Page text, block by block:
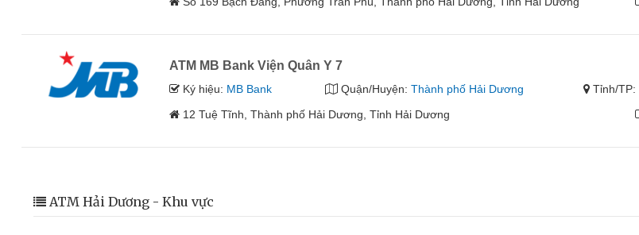
ATM MB Bank Viện Quân Y 7
Ký hiệu: MB Bank Quận/Huyện: Thành phố Hải Dương Tỉnh/TP:
12 Tuệ Tĩnh, Thành phố Hải Dương, Tỉnh Hải Dương
ATM Hải Dương - Khu vực